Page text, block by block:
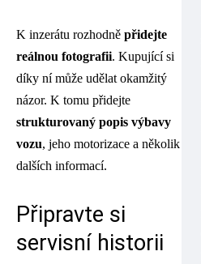
K inzerátu rozhodně přidejte
reálnou fotografii. Kupující si
díky ní může udělat okamžitý
názor. K tomu přidejte
strukturovaný popis výbavy
vozu, jeho motorizace a několik
dalších informací.
Připravte si
servisní historii